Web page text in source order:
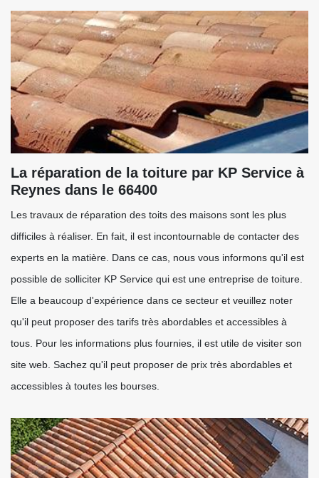
La réparation de la toiture par KP Service à
Reynes dans le 66400
Les travaux de réparation des toits des maisons sont les plus
difficiles à réaliser. En fait, il est incontournable de contacter des
experts en la matière. Dans ce cas, nous vous informons qu'il est
possible de solliciter KP Service qui est une entreprise de toiture.
Elle a beaucoup d'expérience dans ce secteur et veuillez noter
qu'il peut proposer des tarifs très abordables et accessibles à
tous. Pour les informations plus fournies, il est utile de visiter son
site web. Sachez qu'il peut proposer de prix très abordables et
accessibles à toutes les bourses.